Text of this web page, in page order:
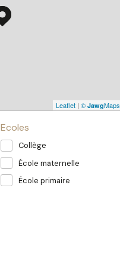
Leaflet | © JawgMaps
Ecoles
Collège
École maternelle
École primaire